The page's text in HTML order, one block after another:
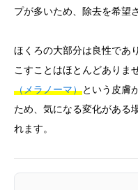
プが多いため、除去を希望
ほくろの大部分は良性であ
こすことはほとんどありま
（メラノーマ）という皮膚
ため、気になる変化がある
れます。